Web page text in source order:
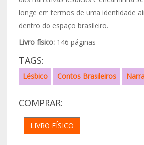
longe em termos de uma identidade
dentro do espaço brasileiro.
Livro físico:146 páginas
TAGS:
Lésbico Contos Brasileiros
COMPRAR:
LIVRO FÍSICO